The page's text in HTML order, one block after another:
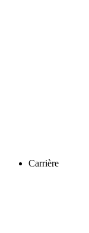
Carrière